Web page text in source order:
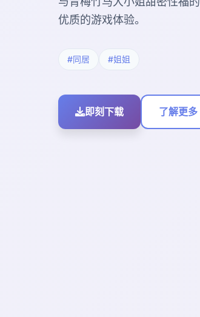
优质的游戏体验。
#同居 #姐姐
即刻下载 了解更多